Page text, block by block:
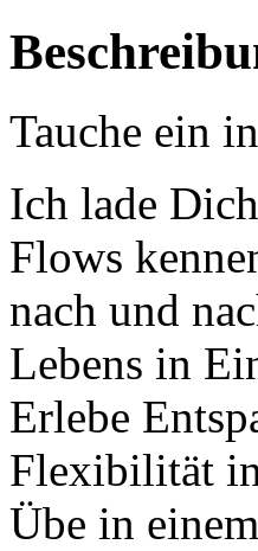
Tauche ein
Ich lade
Flows
nach und
Lebens in
Erlebe
Flexibilität
Übe in